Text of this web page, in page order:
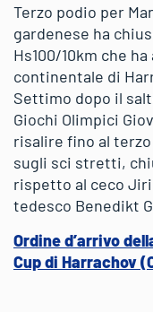
Terzo podio per
gardenese ha
Hs100/10km che
continentale di
Settimo dopo il
Giochi Olimpici
risalire fino al
sugli sci stretti,
rispetto al ceco
tedesco Benedikt
Ordine d’arrivo
Cup di Harrachov